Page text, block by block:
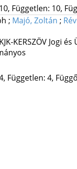
Független: 10,
; Majó, Zoltán ;
KJK-KERSZÖV Jogi
Független: 4,